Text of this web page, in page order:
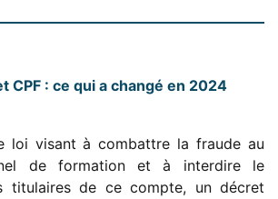
CPF : ce qui a changé en 2024
loi visant à combattre la fraude au
de formation et à interdire le
titulaires de ce compte, un décret